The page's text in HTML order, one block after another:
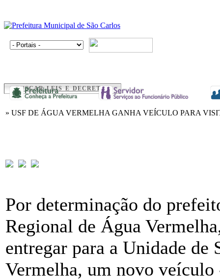
BUSCAR LEIS E DECRETOS
» USF DE ÁGUA VERMELHA GANHA VEÍCULO PARA
Por determinação do
Regional de Água
entregar para a Unidade
Vermelha, um novo